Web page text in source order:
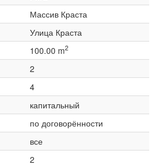
Массив Краста
Улица Краста
100.00 m2
2
4
капитальный
по договорённости
все
2